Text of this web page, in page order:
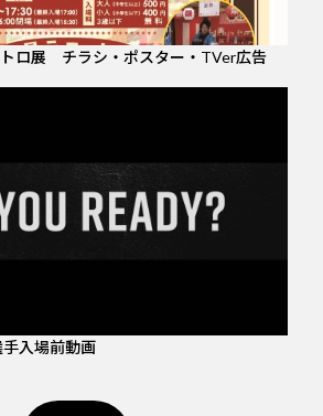
ロ展 チラシ・ポスター・TVer広告
手入場前動画